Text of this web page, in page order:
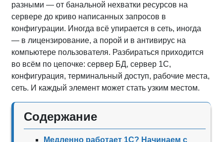
разными — от банальной нехватки ресурсов на
сервере до криво написанных запросов в
конфигурации. Иногда всё упирается в сеть, иногда
— в лицензирование, а порой и в антивирус на
компьютере пользователя. Разбираться приходится
во всём по цепочке: сервер БД, сервер 1С,
конфигурация, терминальный доступ, рабочие места,
сеть. И каждый элемент может стать узким местом.
Содержание
Медленно работает 1С? Начинаем с